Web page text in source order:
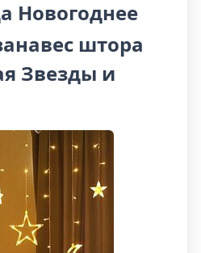
Новогоднее
штора
Звезды и